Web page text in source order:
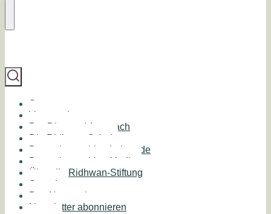
Start
Veranstaltungen
Der Diamond Approach
Die Ridhwan Schule
Deutschsprachige Lehrende
Deutschsprachige Medien
Über die Ridhwan-Stiftung
Spenden
Das Netzwerk
Newsletter abonnieren